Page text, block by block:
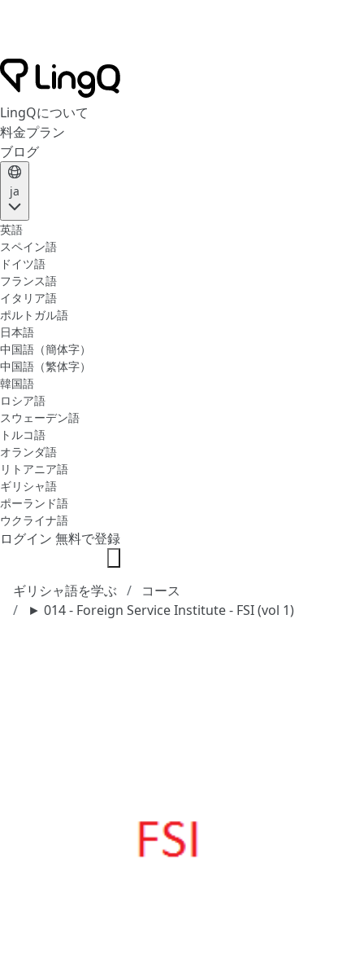
LingQについて
料金プラン
ブログ
ja
英語
スペイン語
ドイツ語
フランス語
イタリア語
ポルトガル語
日本語
中国語（簡体字）
中国語（繁体字）
韓国語
ロシア語
スウェーデン語
トルコ語
オランダ語
リトアニア語
ギリシャ語
ポーランド語
ウクライナ語
ログイン 無料で登録
ギリシャ語を学ぶ
コース
► 014 - Foreign Service Institute - FSI (vol 1)